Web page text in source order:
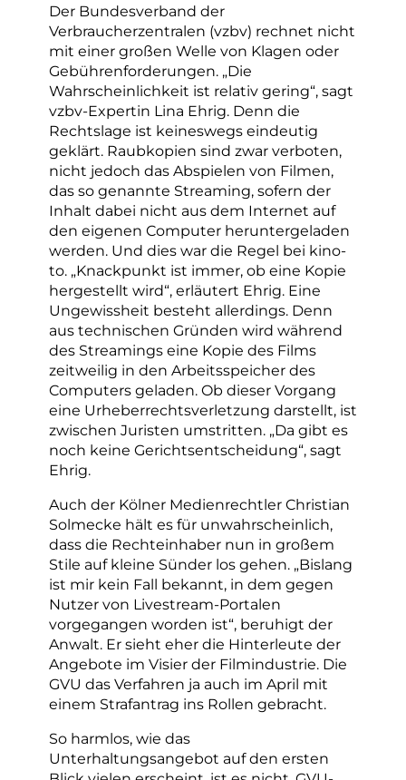
Der Bundesverband der
Verbraucherzentralen (vzbv) rechnet nicht
mit einer großen Welle von Klagen oder
Gebührenforderungen. „Die
Wahrscheinlichkeit ist relativ gering“, sagt
vzbv-Expertin Lina Ehrig. Denn die
Rechtslage ist keineswegs eindeutig
geklärt. Raubkopien sind zwar verboten,
nicht jedoch das Abspielen von Filmen,
das so genannte Streaming, sofern der
Inhalt dabei nicht aus dem Internet auf
den eigenen Computer heruntergeladen
werden. Und dies war die Regel bei kino-
to. „Knackpunkt ist immer, ob eine Kopie
hergestellt wird“, erläutert Ehrig. Eine
Ungewissheit besteht allerdings. Denn
aus technischen Gründen wird während
des Streamings eine Kopie des Films
zeitweilig in den Arbeitsspeicher des
Computers geladen. Ob dieser Vorgang
eine Urheberrechtsverletzung darstellt, ist
zwischen Juristen umstritten. „Da gibt es
noch keine Gerichtsentscheidung“, sagt
Ehrig.
Auch der Kölner Medienrechtler Christian
Solmecke hält es für unwahrscheinlich,
dass die Rechteinhaber nun in großem
Stile auf kleine Sünder los gehen. „Bislang
ist mir kein Fall bekannt, in dem gegen
Nutzer von Livestream-Portalen
vorgegangen worden ist“, beruhigt der
Anwalt. Er sieht eher die Hinterleute der
Angebote im Visier der Filmindustrie. Die
GVU das Verfahren ja auch im April mit
einem Strafantrag ins Rollen gebracht.
So harmlos, wie das
Unterhaltungsangebot auf den ersten